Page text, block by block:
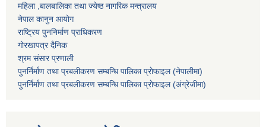
महिला ,बालबालिका तथा ज्येष्ठ नागरिक मन्त्रालय
नेपाल कानुन आयोग
राष्ट्रिय पुननिर्माण प्राधिकरण
गोरखापत्र दैनिक
श्रम संसार प्रणाली
पुनर्निर्माण तथा प्रबलीकरण सम्बन्धि पालिका प्राेफाइल (नेपालीमा)
पुनर्निर्माण तथा प्रबलीकरण सम्बन्धि पालिका प्राेफाइल(अंग्रेजीमा)